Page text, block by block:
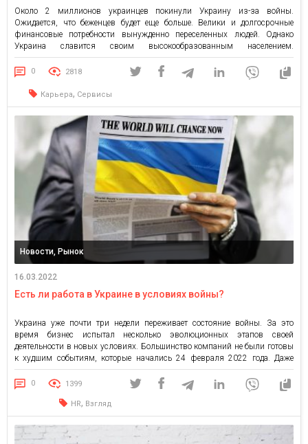
Около 2 миллионов украинцев покинули Украину из-за войны.
Ожидается, что беженцев будет еще больше. Велики и долгосрочные
финансовые потребности вынужденно переселенных людей. Однако
Украина славится своим высокообразованным населением.
Значительная часть деятельности Запада уже передается в аутсорсинг. В
ІТ-индустрию стоимостью 5 миллиардов долларов входят 200 тысяч ІТ-
специалистов, и к 2024 году, по прогнозам, это число достигнет […]
0 2818
Карьера, Сервисы
Новости, Рынок
16.03.2022
Есть ли работа в Украине в условиях войны?
Украина уже почти три недели переживает состояние войны. За это
время бизнес испытал несколько эволюционных этапов своей
деятельности в новых условиях. Большинство компаний не были готовы
к худшим событиям, которые начались 24 февраля 2022 года. Даже
осознавая угрозу агрессии со стороны РФ, бизнес не прекращал работу и
поиск персонала. Как показали опросы, к началу войны […]
0 1399
HR, Взгляд